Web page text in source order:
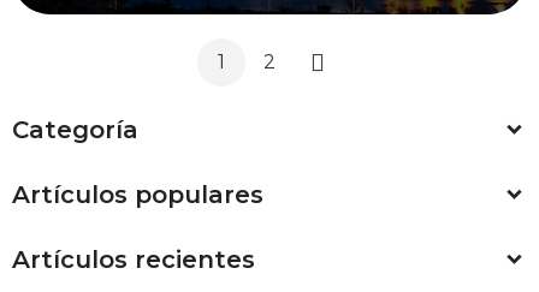
1 2
Siguiente
Categoría
Artículos populares
Artículos recientes